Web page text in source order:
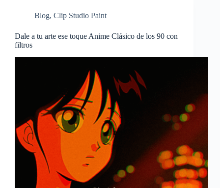
Blog, Clip Studio Paint
Dale a tu arte ese toque Anime Clásico de los 90 con
filtros